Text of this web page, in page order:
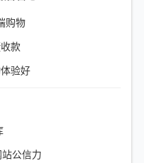
购物
款
验好
公信力